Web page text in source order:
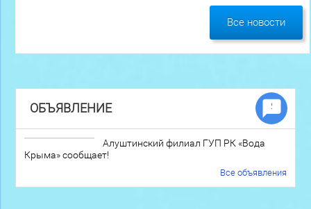
Все новости
ОБЪЯВЛЕНИЕ
Алуштинский филиал ГУП РК «Вода
Крыма» сообщает!
Все объявления